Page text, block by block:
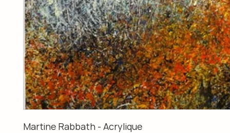
Martine Rabbath - Acrylique